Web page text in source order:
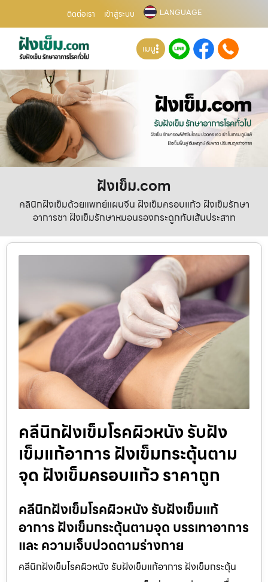
ติดต่อเรา เข้าสู่ระบบ LANGUAGE
เมนู
ฝังเข็ม.com
คลินิกฝังเข็มด้วยแพทย์แผนจีน ฝังเข็มครอบแก้ว ฝังเข็มรักษา
อาการชา ฝังเข็มรักษาหมอนรองกระดูกทับเส้นประสาท
คลีนิกฝังเข็มโรคผิวหนัง รับฝัง
เข็มแก้อาการ ฝังเข็มกระตุ้นตาม
จุด ฝังเข็มครอบแก้ว ราคาถูก
คลีนิกฝังเข็มโรคผิวหนัง รับฝังเข็มแก้
อาการ ฝังเข็มกระตุ้นตามจุด บรรเทาอาการ
และ ความเจ็บปวดตามร่างกาย
คลีนิกฝังเข็มโรคผิวหนัง รับฝังเข็มแก้อาการ ฝังเข็มกระตุ้น